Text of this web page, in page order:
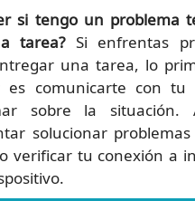
si tengo un problema
tarea?Si enfrentas
una tarea, lo
es comunicarte con tu
sobre la situación.
solucionar problemas
verificar tu conexión a